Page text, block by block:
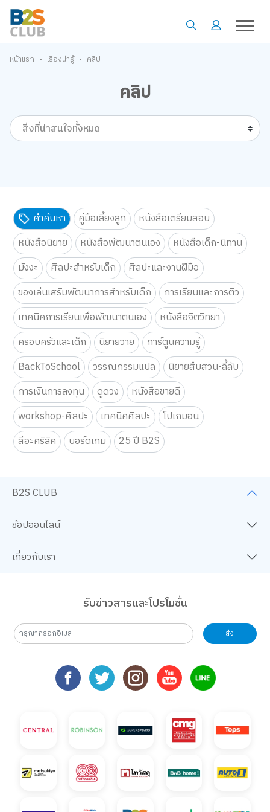
หน้าแรก • เรื่องน่ารู้ • คลิป
คลิป
สิ่งที่น่าสนใจทั้งหมด
คำค้นหา คู่มือเลี้ยงลูก
หนังสือเตรียมสอบ
หนังสือนิยาย
หนังสือพัฒนาตนเอง
หนังสือเด็ก-นิทาน
มังงะ
ศิลปะสำหรับเด็ก
ศิลปะและงานฝีมือ
ของเล่นเสริมพัฒนาการสำหรับเด็ก
การเรียนและการติว
เทคนิคการเรียนเพื่อพัฒนาตนเอง
หนังสือจิตวิทยา
ครอบครัวและเด็ก
นิยายวาย
การ์ตูนความรู้
BackToSchool
วรรณกรรมแปล
นิยายสืบสวน-ลี้ลับ
การเงินการลงทุน
ดูดวง
หนังสือขายดี
workshop-ศิลปะ
เทคนิคศิลปะ
โปเกมอน
สีอะคริลิค
บอร์ดเกม 25 ปี B2S
B2S CLUB
ช้อปออนไลน์
เกี่ยวกับเรา
รับข่าวสารและโปรโมชั่น
ส่ง